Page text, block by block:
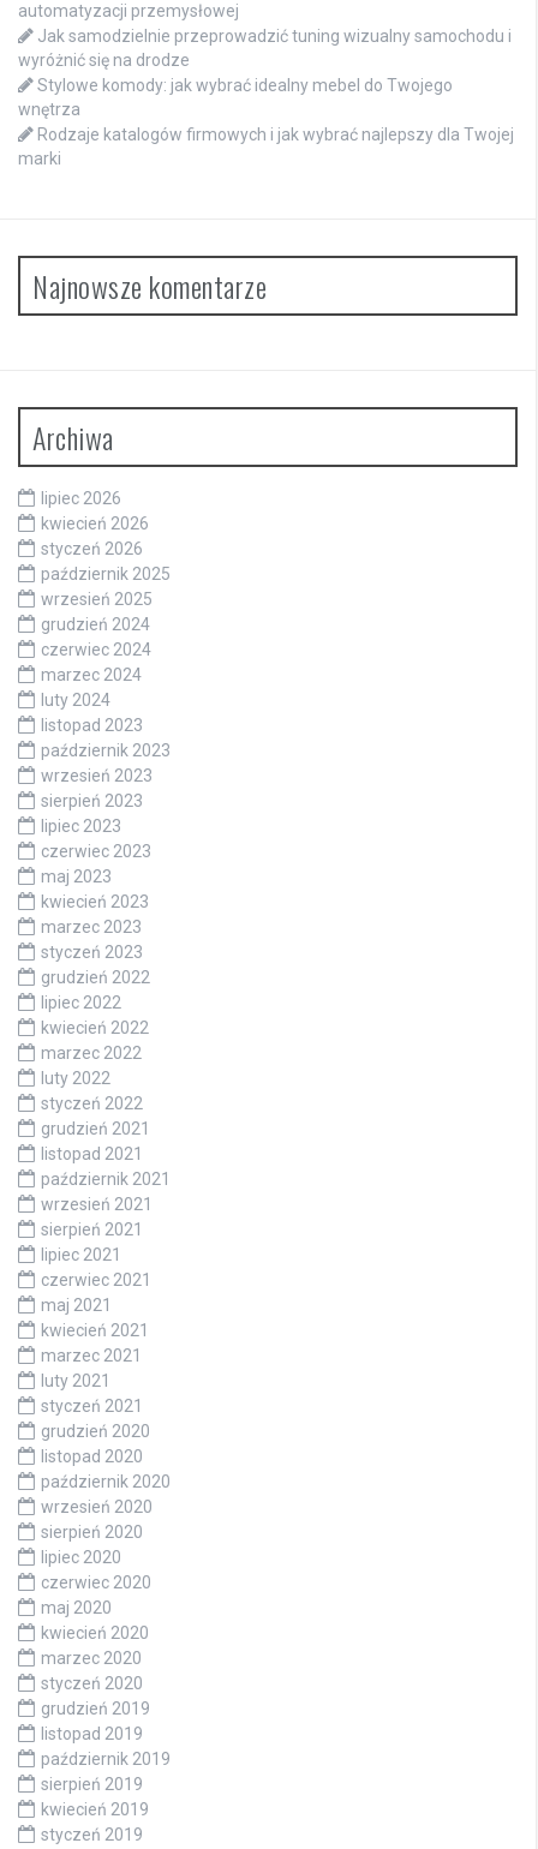
automatyzacji przemysłowej
Jak samodzielnie przeprowadzić tuning wizualny samochodu i
wyróżnić się na drodze
Stylowe komody: jak wybrać idealny mebel do Twojego
wnętrza
Rodzaje katalogów firmowych i jak wybrać najlepszy dla Twojej
marki
Najnowsze komentarze
Archiwa
lipiec 2026
kwiecień 2026
styczeń 2026
październik 2025
wrzesień 2025
grudzień 2024
czerwiec 2024
marzec 2024
luty 2024
listopad 2023
październik 2023
wrzesień 2023
sierpień 2023
lipiec 2023
czerwiec 2023
maj 2023
kwiecień 2023
marzec 2023
styczeń 2023
grudzień 2022
lipiec 2022
kwiecień 2022
marzec 2022
luty 2022
styczeń 2022
grudzień 2021
listopad 2021
październik 2021
wrzesień 2021
sierpień 2021
lipiec 2021
czerwiec 2021
maj 2021
kwiecień 2021
marzec 2021
luty 2021
styczeń 2021
grudzień 2020
listopad 2020
październik 2020
wrzesień 2020
sierpień 2020
lipiec 2020
czerwiec 2020
maj 2020
kwiecień 2020
marzec 2020
styczeń 2020
grudzień 2019
listopad 2019
październik 2019
sierpień 2019
kwiecień 2019
styczeń 2019